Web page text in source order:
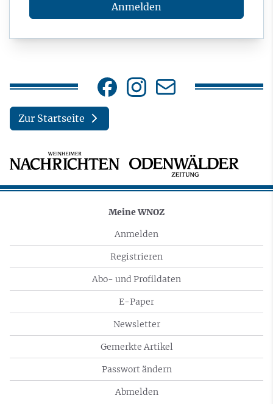
Anmelden
Zur Startseite
Meine WNOZ
Anmelden
Registrieren
Abo- und Profildaten
E-Paper
Newsletter
Gemerkte Artikel
Passwort ändern
Abmelden